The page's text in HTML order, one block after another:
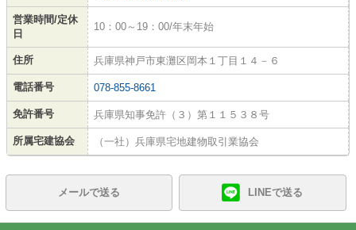
営業時間/定休
日
10：00～19：00/年末年始
住所 兵庫県神戸市東灘区岡本１丁目１４－６
電話番号 078-855-8661
免許番号 兵庫県知事免許（３）第１１５３８号
所属宅建協会 （一社）兵庫県宅地建物取引業協会
メールで送る LINEで送る